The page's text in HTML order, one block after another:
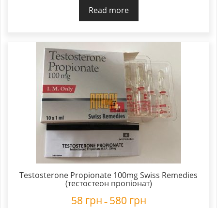
Read more
Testosterone Propionate 100mg Swiss Remedies
(тестостеон пропіонат)
58 грн – 580 грн